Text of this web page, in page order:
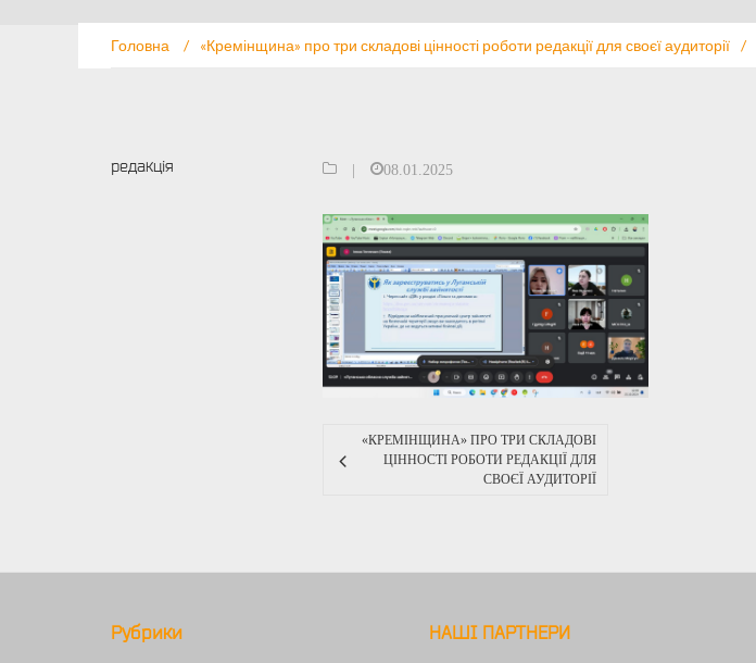
Головна / «Кремінщина» про три складові цінності роботи редакції для своєї аудиторії /
редакція 08.01.2025
«КРЕМІНЩИНА» ПРО ТРИ СКЛАДОВІ
ЦІННОСТІ РОБОТИ РЕДАКЦІЇ ДЛЯ
СВОЄЇ АУДИТОРІЇ
Рубрики НАШІ ПАРТНЕРИ